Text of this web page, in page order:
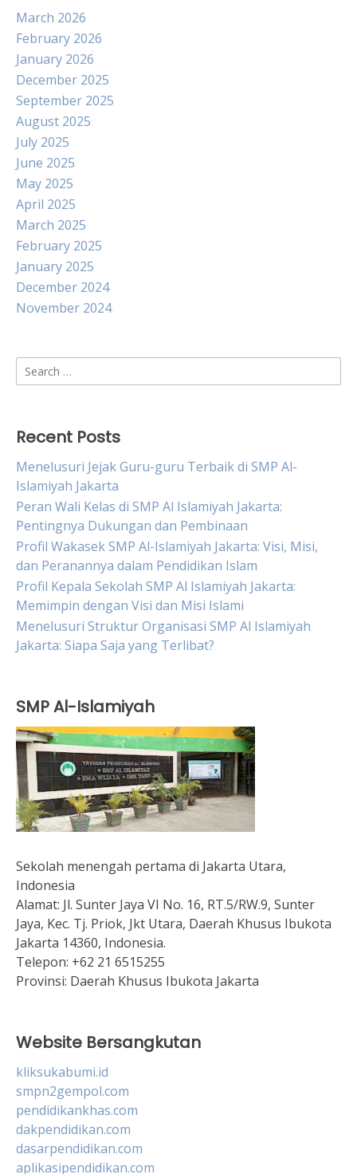
March 2026
February 2026
January 2026
December 2025
September 2025
August 2025
July 2025
June 2025
May 2025
April 2025
March 2025
February 2025
January 2025
December 2024
November 2024
Search
for:
Recent Posts
Menelusuri Jejak Guru-guru Terbaik di SMP Al-
Islamiyah Jakarta
Peran Wali Kelas di SMP Al Islamiyah Jakarta:
Pentingnya Dukungan dan Pembinaan
Profil Wakasek SMP Al-Islamiyah Jakarta: Visi, Misi,
dan Peranannya dalam Pendidikan Islam
Profil Kepala Sekolah SMP Al Islamiyah Jakarta:
Memimpin dengan Visi dan Misi Islami
Menelusuri Struktur Organisasi SMP Al Islamiyah
Jakarta: Siapa Saja yang Terlibat?
SMP Al-Islamiyah
Sekolah menengah pertama di Jakarta Utara,
Indonesia
Alamat: Jl. Sunter Jaya VI No. 16, RT.5/RW.9, Sunter
Jaya, Kec. Tj. Priok, Jkt Utara, Daerah Khusus Ibukota
Jakarta 14360, Indonesia.
Telepon: +62 21 6515255
Provinsi: Daerah Khusus Ibukota Jakarta
Website Bersangkutan
kliksukabumi.id
smpn2gempol.com
pendidikankhas.com
dakpendidikan.com
dasarpendidikan.com
aplikasipendidikan.com